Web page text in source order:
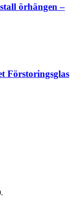
örhängen –
Förstoringsglas